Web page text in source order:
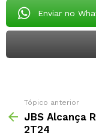
Enviar no
Tópico anterior
JBS Alcança
2T24